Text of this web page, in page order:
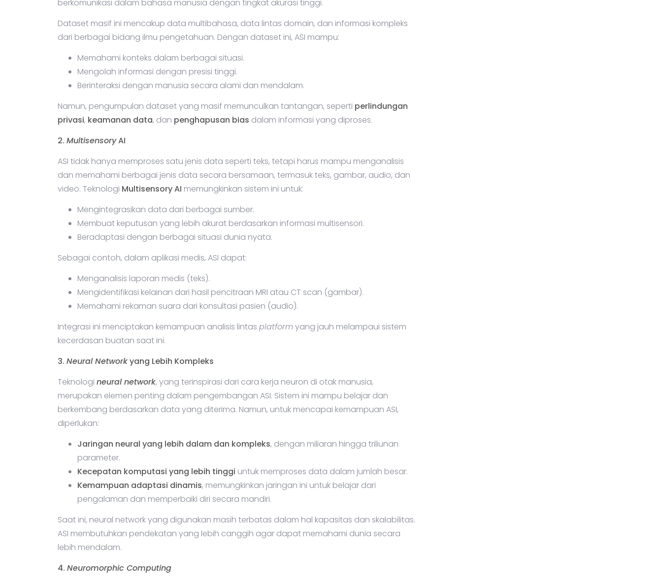
berkomunikasi dalam bahasa manusia dengan tingkat akurasi tinggi.
Dataset masif ini mencakup data multibahasa, data lintas domain, dan informasi kompleks
dari berbagai bidang ilmu pengetahuan. Dengan dataset ini, ASI mampu:
Memahami konteks dalam berbagai situasi.
Mengolah informasi dengan presisi tinggi.
Berinteraksi dengan manusia secara alami dan mendalam.
Namun, pengumpulan dataset yang masif memunculkan tantangan, seperti perlindungan
privasi, keamanan data, dan penghapusan bias dalam informasi yang diproses.
2. MultisensoryAI
ASI tidak hanya memproses satu jenis data seperti teks, tetapi harus mampu menganalisis
dan memahami berbagai jenis data secara bersamaan, termasuk teks, gambar, audio, dan
video. Teknologi Multisensory AI memungkinkan sistem ini untuk:
Mengintegrasikan data dari berbagai sumber.
Membuat keputusan yang lebih akurat berdasarkan informasi multisensori.
Beradaptasi dengan berbagai situasi dunia nyata.
Sebagai contoh, dalam aplikasi medis, ASI dapat:
Menganalisis laporan medis (teks).
Mengidentifikasi kelainan dari hasil pencitraan MRI atau CT scan (gambar).
Memahami rekaman suara dari konsultasi pasien (audio).
Integrasi ini menciptakan kemampuan analisis lintas platformyang jauh melampaui sistem
kecerdasan buatan saat ini.
3. Neural Networkyang Lebih Kompleks
Teknologi neural network, yang terinspirasi dari cara kerja neuron di otak manusia,
merupakan elemen penting dalam pengembangan ASI. Sistem ini mampu belajar dan
berkembang berdasarkan data yang diterima. Namun, untuk mencapai kemampuan ASI,
diperlukan:
Jaringan neural yang lebih dalam dan kompleks, dengan miliaran hingga triliunan
parameter.
Kecepatan komputasi yang lebih tinggi untuk memproses data dalam jumlah besar.
Kemampuan adaptasi dinamis, memungkinkan jaringan ini untuk belajar dari
pengalaman dan memperbaiki diri secara mandiri.
Saat ini, neural network yang digunakan masih terbatas dalam hal kapasitas dan skalabilitas.
ASI membutuhkan pendekatan yang lebih canggih agar dapat memahami dunia secara
lebih mendalam.
4. Neuromorphic Computing